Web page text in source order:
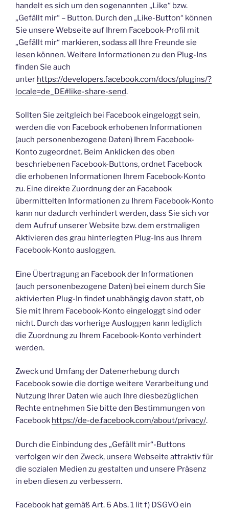
handelt es sich um den sogenannten „Like“ bzw.
„Gefällt mir“ – Button. Durch den „Like-Button“ können
Sie unsere Webseite auf Ihrem Facebook-Profil mit
„Gefällt mir“ markieren, sodass all Ihre Freunde sie
lesen können. Weitere Informationen zu den Plug-Ins
finden Sie auch
unter https://developers.facebook.com/docs/plugins/?
locale=de_DE#like-share-send.
Sollten Sie zeitgleich bei Facebook eingeloggt sein,
werden die von Facebook erhobenen Informationen
(auch personenbezogene Daten) Ihrem Facebook-
Konto zugeordnet. Beim Anklicken des oben
beschriebenen Facebook-Buttons, ordnet Facebook
die erhobenen Informationen Ihrem Facebook-Konto
zu. Eine direkte Zuordnung der an Facebook
übermittelten Informationen zu Ihrem Facebook-Konto
kann nur dadurch verhindert werden, dass Sie sich vor
dem Aufruf unserer Website bzw. dem erstmaligen
Aktivieren des grau hinterlegten Plug-Ins aus Ihrem
Facebook-Konto ausloggen.
Eine Übertragung an Facebook der Informationen
(auch personenbezogene Daten) bei einem durch Sie
aktivierten Plug-In findet unabhängig davon statt, ob
Sie mit Ihrem Facebook-Konto eingeloggt sind oder
nicht. Durch das vorherige Ausloggen kann lediglich
die Zuordnung zu Ihrem Facebook-Konto verhindert
werden.
Zweck und Umfang der Datenerhebung durch
Facebook sowie die dortige weitere Verarbeitung und
Nutzung Ihrer Daten wie auch Ihre diesbezüglichen
Rechte entnehmen Sie bitte den Bestimmungen von
Facebook https://de-de.facebook.com/about/privacy/.
Durch die Einbindung des „Gefällt mir“-Buttons
verfolgen wir den Zweck, unsere Webseite attraktiv für
die sozialen Medien zu gestalten und unsere Präsenz
in eben diesen zu verbessern.
Facebook hat gemäß Art. 6 Abs. 1 lit f) DSGVO ein